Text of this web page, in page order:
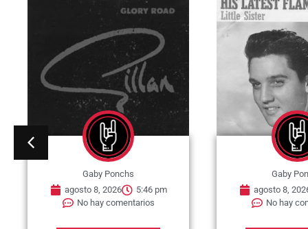
Gaby Ponchs
agosto 8, 2026
5:40 pm
No hay comentarios
Gaby
agosto 8,
No hay